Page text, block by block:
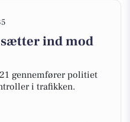
ind mod
gennemfører politiet
i trafikken.